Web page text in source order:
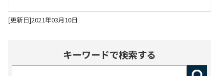
[更新日]2021年03月10日
キーワードで検索する